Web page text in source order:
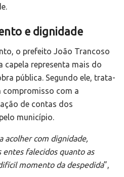
e dignidade
o prefeito João Trancoso
capela representa mais do
pública. Segundo ele, trata-
compromisso com a
de contas dos
município.
acolher com dignidade,
falecidos quanto as
momento da despedida”,